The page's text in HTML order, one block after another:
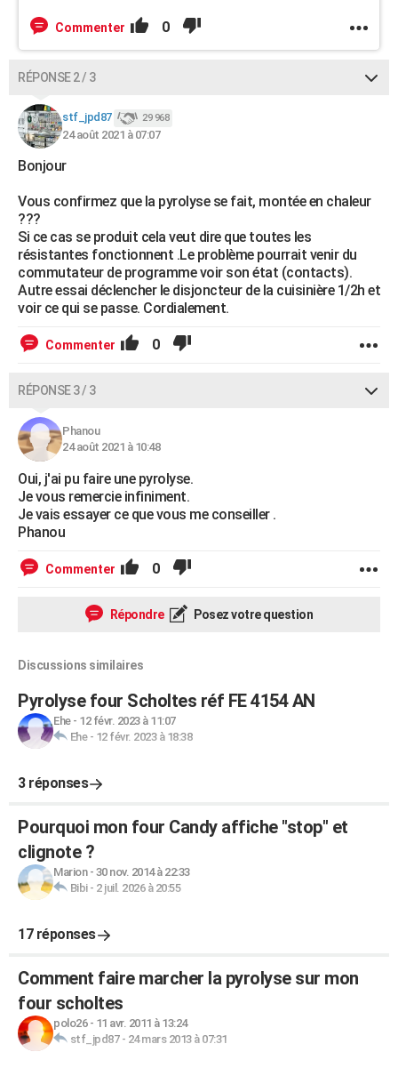
Commenter 0
RÉPONSE 2 / 3
stf_jpd87 29 968
24 août 2021 à 07:07
Bonjour
Vous confirmez que la pyrolyse se fait, montée en chaleur
???
Si ce cas se produit cela veut dire que toutes les
résistantes fonctionnent .Le problème pourrait venir du
commutateur de programme voir son état (contacts).
Autre essai déclencher le disjoncteur de la cuisinière 1/2h et
voir ce qui se passe. Cordialement.
Commenter 0
RÉPONSE 3 / 3
Phanou
24 août 2021 à 10:48
Oui, j'ai pu faire une pyrolyse.
Je vous remercie infiniment.
Je vais essayer ce que vous me conseiller .
Phanou
Commenter 0
Répondre Posez votre question
Discussions similaires
Pyrolyse four Scholtes réf FE 4154 AN
Ehe- 12 févr. 2023 à 11:07
Ehe- 12 févr. 2023 à 18:38
3 réponses
Pourquoi mon four Candy affiche "stop" et
clignote ?
Marion- 30 nov. 2014 à 22:33
Bibi- 2 juil. 2026 à 20:55
17 réponses
Comment faire marcher la pyrolyse sur mon
four scholtes
polo26- 11 avr. 2011 à 13:24
stf_jpd87- 24 mars 2013 à 07:31